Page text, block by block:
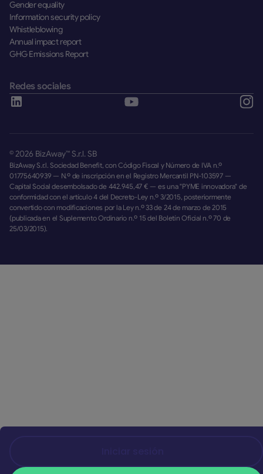
Gender equality
Information security policy
Whistleblowing
Annual impact report
GHG Emissions Report
Redes sociales
BizAway S.r.l. Sociedad Benefit, con Código Fiscal y Número de IVA n.º
01775640939 — N.º de inscripción en el Registro Mercantil PN-103597 —
Capital Social desembolsado de 442.945,47 € — es una "PYME innovadora" de
conformidad con el artículo 4 del Decreto-Ley n.º 3/2015, posteriormente
convertido con modificaciones por la Ley n.º 33 de 24 de marzo de 2015
(publicada en el Suplemento Ordinario n.º 15 del Boletín Oficial n.º 70 de
25/03/2015).
©2026 BizAway™ S.r.l. SB